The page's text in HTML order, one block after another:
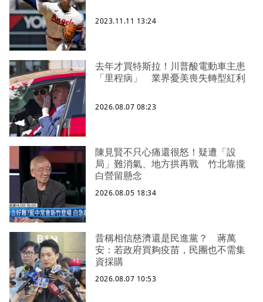
2023.11.11 13:24
去年才買特斯拉！川普酸電動車主患
「里程病」 業界憂美喪失轉型紅利
2026.08.07 08:23
陳見賢不只心痛還很怒！疑遭「設
局」難消氣、地方拱再戰 竹北靠攏
白營留懸念
2026.08.05 18:34
昔稱相信慈濟還是民進黨？ 蔣萬
安：若政府買夠疫苗，民團也不需集
資採購
2026.08.07 10:53